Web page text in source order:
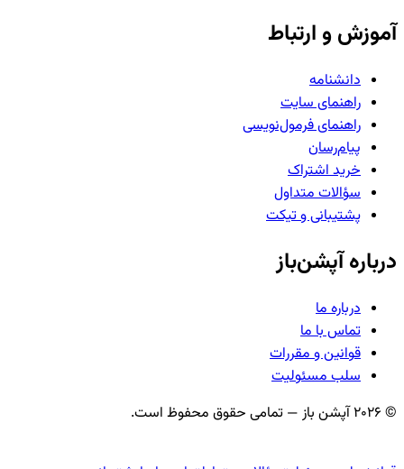
آموزش و ارتباط
دانشنامه
راهنمای سایت
راهنمای فرمول‌نویسی
پیام‌رسان
خرید اشتراک
سؤالات متداول
پشتیبانی و تیکت
درباره آپشن‌باز
درباره ما
تماس با ما
قوانین و مقررات
سلب مسئولیت
©
2026آپشن باز — تمامی حقوق محفوظ است.